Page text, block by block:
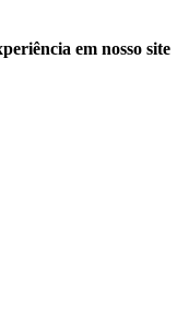
em nosso site